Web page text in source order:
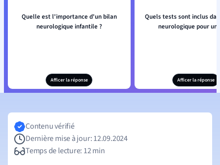
Quelle est l'importance d'un bilan
neurologique infantile ?
Afficer la réponse
Quels tests sont inclus
neurologique pour un
Afficer la réponse
Contenu vérifié
Dernière mise à jour: 12.09.2024
Temps de lecture: 12 min